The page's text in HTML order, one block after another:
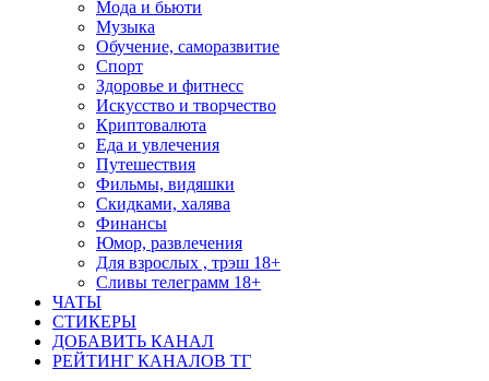
Мода и бьюти
Музыка
Обучение, саморазвитие
Спорт
Здоровье и фитнесс
Искусство и творчество
Криптовалюта
Еда и увлечения
Путешествия
Фильмы, видяшки
Скидками, халява
Финансы
Юмор, развлечения
Для взрослых , трэш 18+
Сливы телеграмм 18+
ЧАТЫ
СТИКЕРЫ
ДОБАВИТЬ КАНАЛ
РЕЙТИНГ КАНАЛОВ ТГ